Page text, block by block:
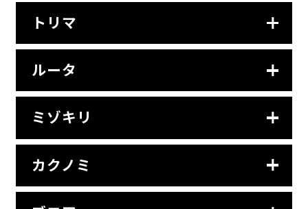
トリマ
ルータ
ミゾキリ
カクノミ